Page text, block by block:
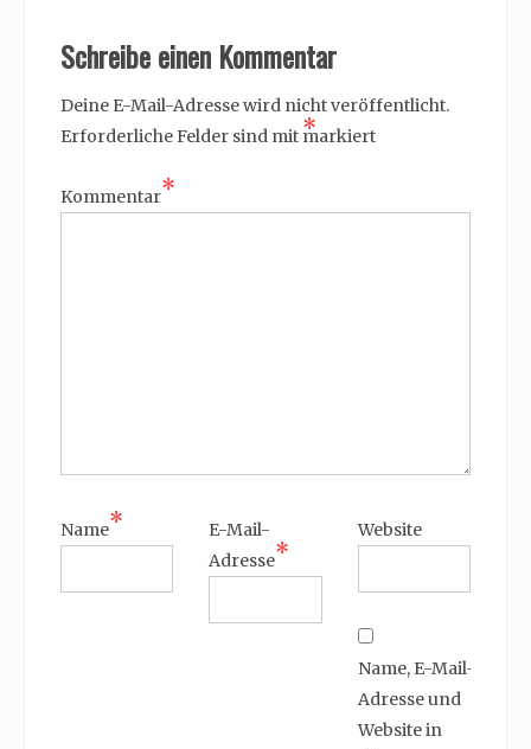
Schreibe einen Kommentar
Deine E-Mail-Adresse wird nicht veröffentlicht.
Erforderliche Felder sind mit *
markiert
Kommentar*
Name*
E-Mail-
Adresse*
Website
Name, E-Mail-
Adresse und
Website in